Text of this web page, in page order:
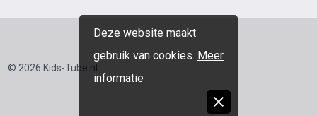
Deze website maakt
gebruik van cookies. Meer
informatie
© 2026 Kids-Tube.nl